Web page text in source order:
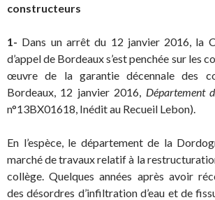
constructeurs
1- Dans un arrêt du 12 janvier 2016, la
d’appel de Bordeaux s’est penchée sur les
œuvre de la garantie décennale des
Bordeaux, 12 janvier 2016, Département
n°13BX01618, Inédit au Recueil Lebon).
En l’espèce, le département de la
marché de travaux relatif à la
collège. Quelques années après avoir
des désordres d’infiltration d’eau et de